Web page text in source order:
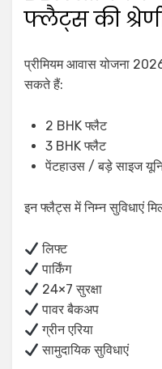
फ्लैट्स की
प्रीमियम आवास योजना
सकते हैं:
2 BHK फ्लैट
3 BHK फ्लैट
पेंटहाउस / बड़े साइज
इन फ्लैट्स में निम्न सुविधाएं
लिफ्ट
पार्किंग
24×7 सुरक्षा
पावर बैकअप
ग्रीन एरिया
सामुदायिक सुविधाएं